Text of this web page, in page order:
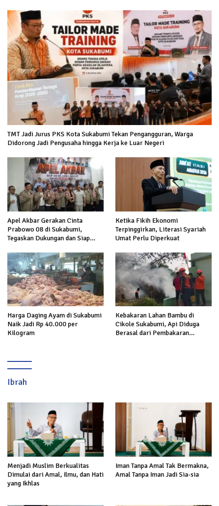
TMT Jadi Jurus PKS Kota Sukabumi Tekan Pengangguran, Warga
Didorong Jadi Pengusaha hingga Kerja ke Luar Negeri
Apel Akbar Gerakan Cinta
Prabowo 08 di Sukabumi,
Tegaskan Dukungan dan Siap
Prabowo
Ketika Fikih Ekonomi
Terpinggirkan, Literasi Syariah
Umat Perlu Diperkuat
Harga Daging Ayam di Sukabumi
Naik Jadi Rp 40.000 per
Kilogram
Kebakaran Lahan Bambu di
Cikole Sukabumi, Api Diduga
Berasal dari Pembakaran
Ibrah
Menjadi Muslim Berkualitas
Dimulai dari Amal, Ilmu, dan Hati
yang Ikhlas
Iman Tanpa Amal Tak Bermakna,
Amal Tanpa Iman Jadi Sia-sia